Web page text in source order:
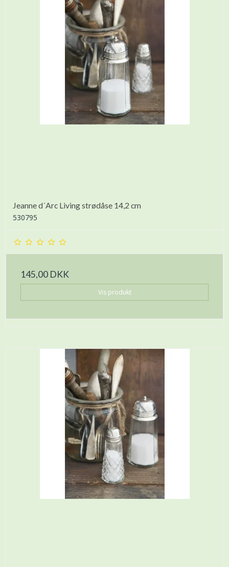
Jeanne d´Arc Living strødåse 14,2 cm
530795
145,00 DKK
Vis produkt